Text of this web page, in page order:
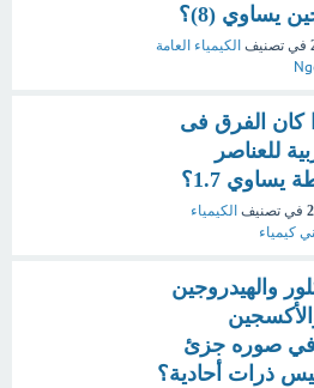
يساوي (8)؟
في تصنيف الكيمياء العامة
كان الفرق فى
للعناصر
يساوي 1.7؟
في تصنيف الكيمياء
كيمياء
والهيدروجين
في صوره جزئ
ذرات أحادية؟